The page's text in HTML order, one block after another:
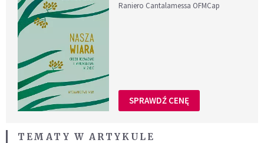
Raniero Cantalamessa OFMCap
SPRAWDŹ CENĘ
TEMATY W ARTYKULE